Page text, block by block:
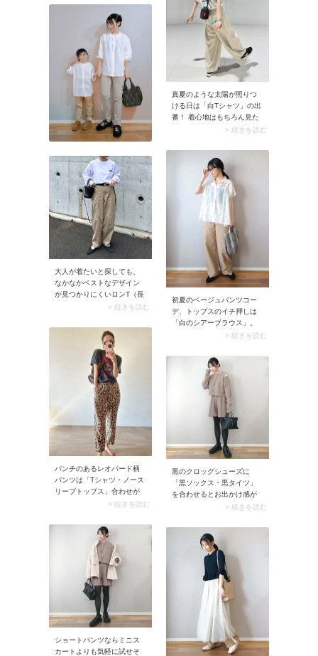
真夏のような太陽が照りつ
ける日は「白Tシャツ」の出
番！ 着心地はもちろん見た
目も涼しげなので、ベージ
キリ仕上がります。
> 続きを読む
初夏のベージュパンツコー
デ、トップスのイチ押しは
「白のシアーブラウス」。
透け感のあるクリーンなブ
やかさがグンとアップ。ベ
ージュ色のパンツが初夏の
ムードに馴染み、スッキリ
着こなせます。
> 続きを読む
大人が着たいと探しても、
なかなかベストなデザイン
が見つかりにくいロンT（長
袖Tシャツ）。そんなときは
あえて普段よりサイズアッ
プしてみると、いつもより
こなれた印象に仕上がりま
すよ。胸元ロゴのシンプル
な白のロンTなら大人がクリ
ーンなムードで着こなせま
> 続きを読む
パンチのあるレオパード柄
パンツは「Tシャツ・ノース
リーブトップス」合わせが
おすすめ。ゆるっとラフな
で、レオパード柄パンツが
リラクシーなムードに。ア
ニマル柄が悪目立ちせず、
普段使い感が高まります。
> 続きを読む
黒のクロッグシューズに
「黒ソックス・黒タイツ」
を合わせるとお出かけ感が
グッとアップ。足元の色が
立たなくなり、クロッグシ
ューズのカジュアルさが落
ち着きます。
> 続きを読む
ショートパンツならミニス
カートよりも気軽に試せそ